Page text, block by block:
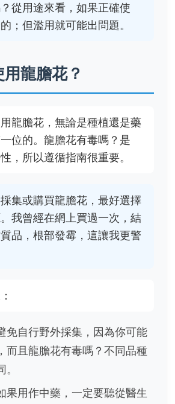
從用途來看，如果正確使
；但濫用就可能出問題。
龍膽花？
龍膽花，無論是種植還是藥
位的。龍膽花有毒嗎？是
，所以遵循指南很重要。
集或購買龍膽花，最好選擇
我曾經在網上買過一次，結
品，根部發霉，這讓我更警
免自行野外採集，因為你可能
而且龍膽花有毒嗎？不同品種
果用作中藥，一定要聽從醫生